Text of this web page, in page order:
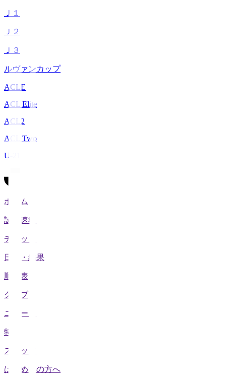
Ｊ１
Ｊ２
Ｊ３
ルヴァンカップ
ACLE
ACL Elite
ACL2
ACL Two
U-21
ホーム
試合速報
チケット
日程・結果
順位表
クラブ
ニュース
特集
スタッツ
はじめての方へ